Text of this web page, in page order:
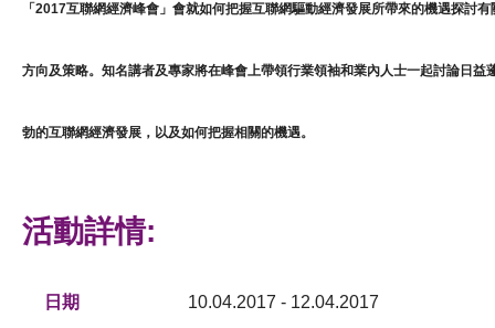
「2017互聯網經濟峰會」會就如何把握互聯網驅動經濟發展所帶來的機遇探討有
方向及策略。知名講者及專家將在峰會上帶領行業領袖和業內人士一起討論日益
勃的互聯網經濟發展，以及如何把握相關的機遇。
活動詳情:
日期 10.04.2017 - 12.04.2017